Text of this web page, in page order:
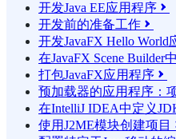
开发Java EE应用程序 
开发前的准备工作 
开发JavaFX Hello World
在JavaFX Scene Builder
打包JavaFX应用程序 
预加载器的应用程序：
在IntelliJ IDEA中定义
使用J2ME模块创建项目